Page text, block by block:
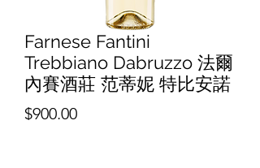
Farnese Fantini
Trebbiano Dabruzzo 法爾
內賽酒莊 范蒂妮 特比安諾
$900.00價